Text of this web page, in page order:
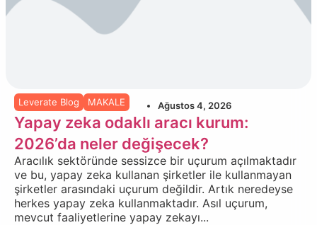
Leverate Blog MAKALE Ağustos 4, 2026
Yapay zeka odaklı aracı kurum:
2026’da neler değişecek?
Aracılık sektöründe sessizce bir uçurum açılmaktadır
ve bu, yapay zeka kullanan şirketler ile kullanmayan
şirketler arasındaki uçurum değildir. Artık neredeyse
herkes yapay zeka kullanmaktadır. Asıl uçurum,
mevcut faaliyetlerine yapay zekayı...